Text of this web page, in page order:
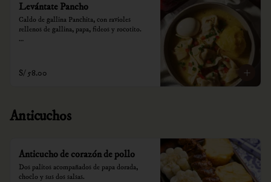
Levántate Pancho
Caldo de gallina Panchita, con ravioles
rellenos de gallina, papa, fideos y rocotito.
consumo.
S/ 58.00
Anticuchos
Anticucho de corazón de pollo
Dos palitos acompañados de papa dorada,
choclo y sus dos salsas.